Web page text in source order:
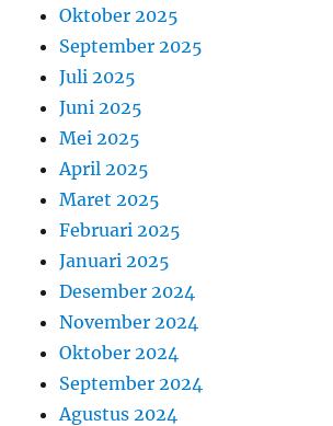
Oktober 2025
September 2025
Juli 2025
Juni 2025
Mei 2025
April 2025
Maret 2025
Februari 2025
Januari 2025
Desember 2024
November 2024
Oktober 2024
September 2024
Agustus 2024